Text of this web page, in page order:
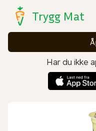
Trygg Mat
Har du ikke